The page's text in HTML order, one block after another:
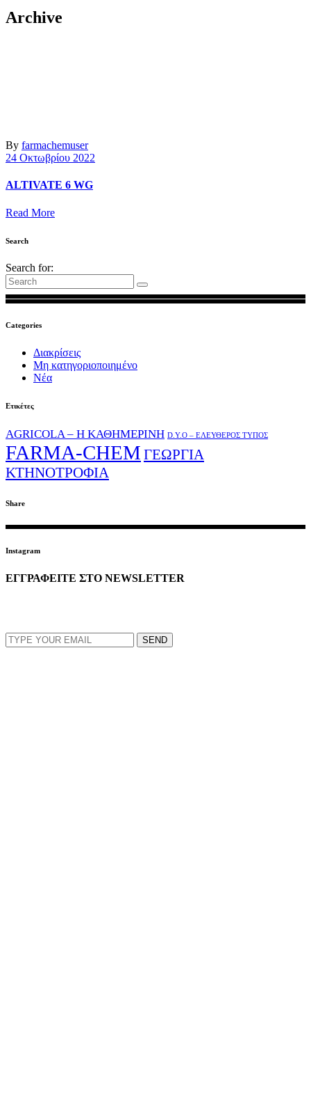
Archive
By farmachemuser
24 Οκτωβρίου 2022
ALTIVATE 6 WG
Read More
Search
Search for:
Categories
Διακρίσεις
Μη κατηγοριοποιημένο
Νέα
Ετικέτες
AGRICOLA – Η ΚΑΘΗΜΕΡΙΝΗ D.Y.O – ΕΛΕΥΘΕΡΟΣ ΤΥΠΟΣ
FARMA-CHEM ΓΕΩΡΓΙΑ
ΚΤΗΝΟΤΡΟΦΙΑ
Share
Instagram
ΕΓΓΡΑΦΕΙΤΕ ΣΤΟ NEWSLETTER